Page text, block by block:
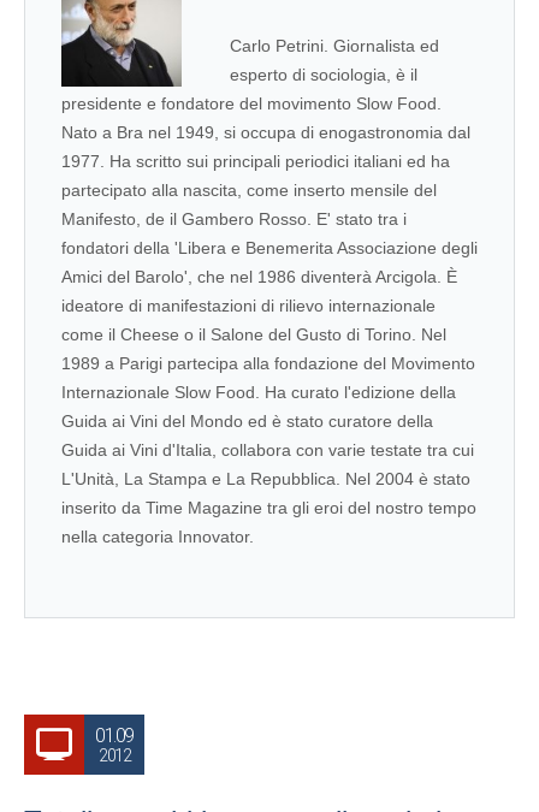
Carlo Petrini. Giornalista ed
esperto di sociologia, è il
presidente e fondatore del movimento Slow Food.
Nato a Bra nel 1949, si occupa di enogastronomia dal
1977. Ha scritto sui principali periodici italiani ed ha
partecipato alla nascita, come inserto mensile del
Manifesto, de il Gambero Rosso. E' stato tra i
fondatori della 'Libera e Benemerita Associazione degli
Amici del Barolo', che nel 1986 diventerà Arcigola. È
ideatore di manifestazioni di rilievo internazionale
come il Cheese o il Salone del Gusto di Torino. Nel
1989 a Parigi partecipa alla fondazione del Movimento
Internazionale Slow Food. Ha curato l'edizione della
Guida ai Vini del Mondo ed è stato curatore della
Guida ai Vini d'Italia, collabora con varie testate tra cui
L'Unità, La Stampa e La Repubblica. Nel 2004 è stato
inserito da Time Magazine tra gli eroi del nostro tempo
nella categoria Innovator.
01.09
2012